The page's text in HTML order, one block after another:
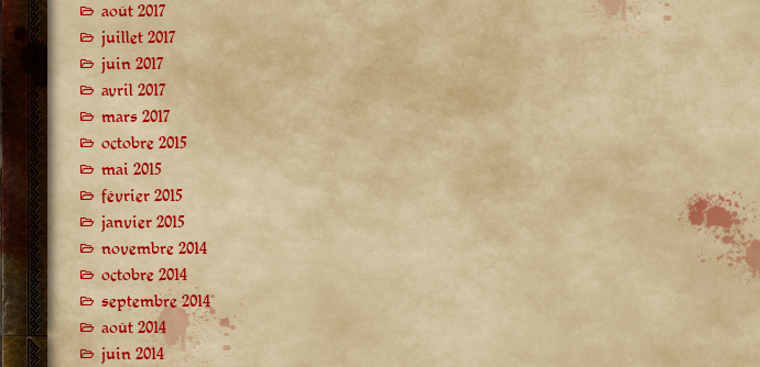
août 2017
juillet 2017
juin 2017
avril 2017
mars 2017
octobre 2015
mai 2015
février 2015
janvier 2015
novembre 2014
octobre 2014
septembre 2014
août 2014
juin 2014